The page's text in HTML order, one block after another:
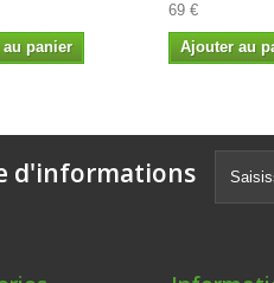
panier
69 €
Ajouter au
d'informations